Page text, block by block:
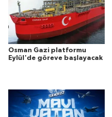
Osman Gazi platformu
Eylül'de göreve başlayacak